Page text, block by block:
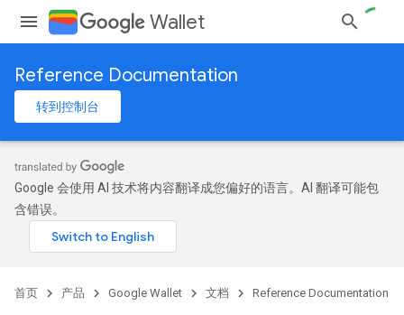
Wallet
Reference Documentation
转到控制台
Google 会使用 AI 技术将内容翻译成您偏好的语言。AI 翻译可能包
含错误。
首页 产品 Google Wallet 文档 Reference Documentation